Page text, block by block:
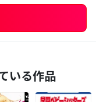
いる作品